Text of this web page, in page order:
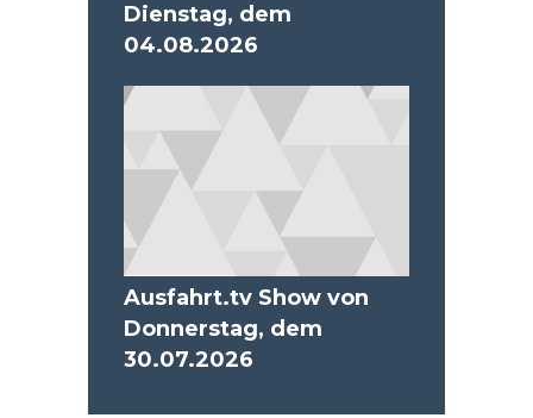
Dienstag, dem
04.08.2026
Ausfahrt.tv Show von
Donnerstag, dem
30.07.2026